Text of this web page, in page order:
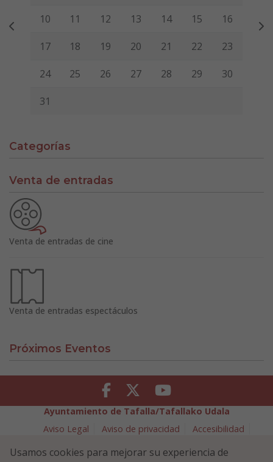
10 11 12 13 14 15 16
17 18 19 20 21 22 23
24 25 26 27 28 29 30
31
Categorías
Venta de entradas
Venta de entradas de cine
Venta de entradas espectáculos
Próximos Eventos
Facebook Twitter Youtube
Ayuntamiento de Tafalla/Tafallako Udala
Aviso Legal
Aviso de privacidad
Accesibilidad
Política de Seguridad de la Información
Usamos cookies para mejorar su experiencia de